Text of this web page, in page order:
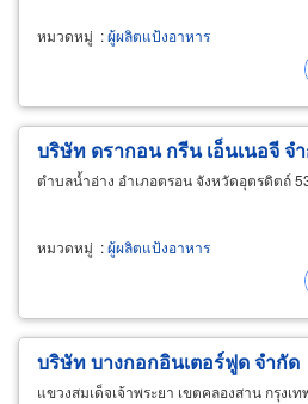
หมวดหมู่ :ผู้ผลิตแป้งอาหาร
บริษัท ดรากอน กรีน เอ็นเนอจี จ
ตำบลน้ำอ่าง อำเภอตรอน จังหวัดอุตรดิตถ์
หมวดหมู่ :ผู้ผลิตแป้งอาหาร
บริษัท บางกอกอินเตอร์ฟูด จำกัด
แขวงสมเด็จเจ้าพระยา เขตคลองสาน กรุงเ